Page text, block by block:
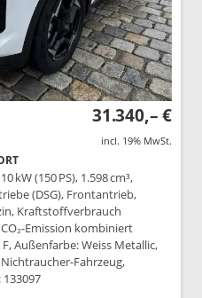
31.340,– €
incl. 19% MwSt.
kW (150 PS), 1.598 cm³,
(DSG), Frontantrieb,
Kraftstoffverbrauch
Emission kombiniert
F, Außenfarbe: Weiss Metallic,
Fahrzeug,